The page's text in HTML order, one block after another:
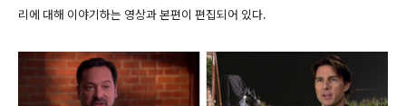
리에 대해 이야기하는 영상과 본편이 편집되어 있다.